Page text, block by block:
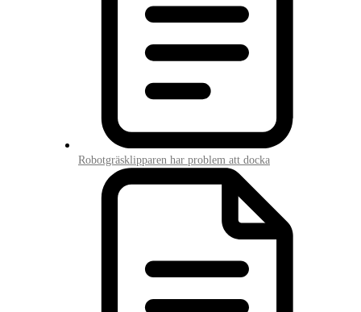
Robotgräsklipparen har problem att docka